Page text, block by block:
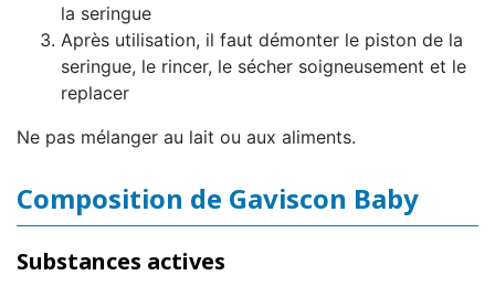
la seringue
Après utilisation, il faut démonter le piston de la
seringue, le rincer, le sécher soigneusement et le
replacer
Ne pas mélanger au lait ou aux aliments.
Composition de Gaviscon Baby
Substances actives